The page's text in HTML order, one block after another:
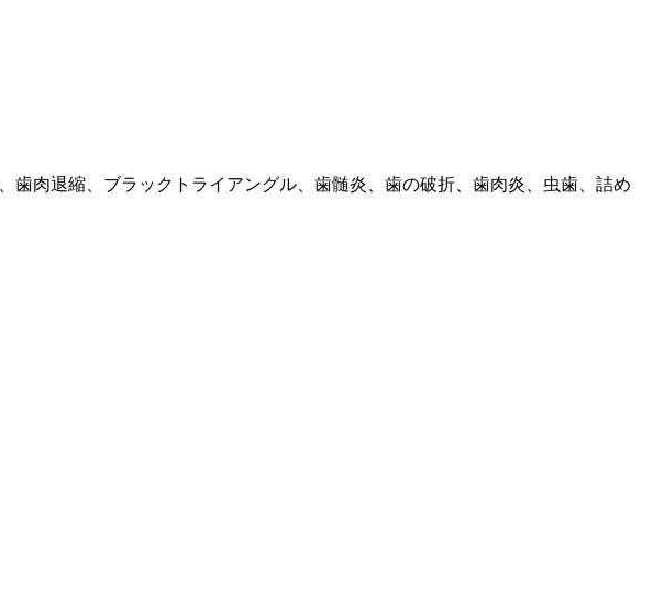
歯肉退縮、ブラックトライアングル、歯髄炎、歯の破折、歯肉炎、虫歯、詰め